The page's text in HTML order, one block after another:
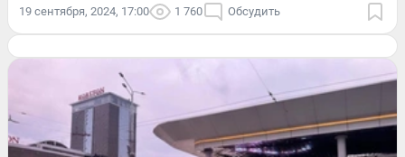
19 сентября, 2024, 17:00 1 760 Обсудить